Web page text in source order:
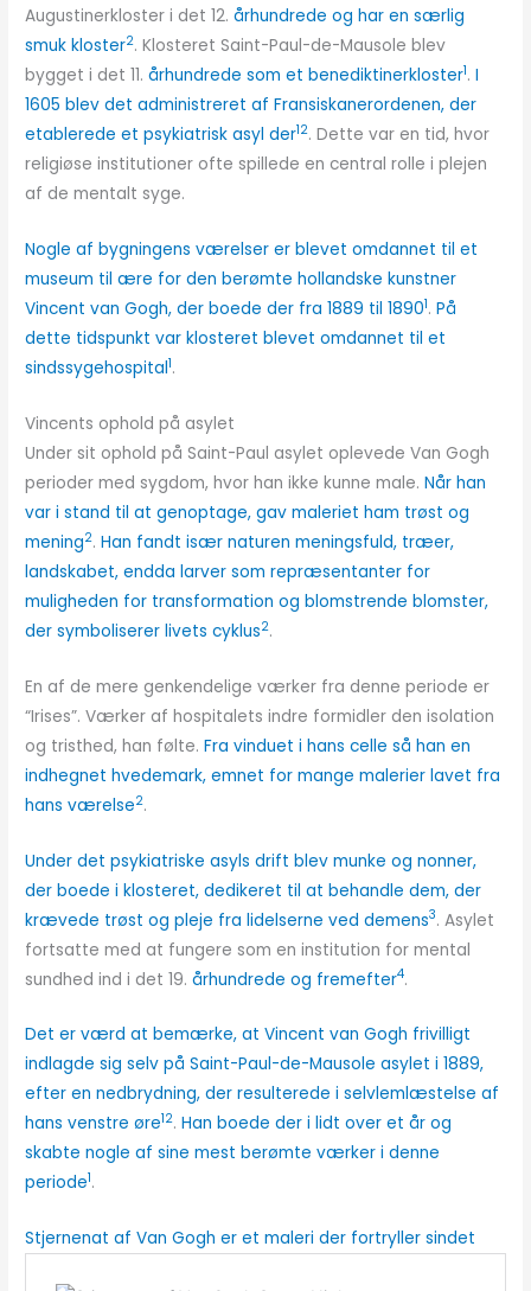
Augustinerkloster i det 12.århundrede og har en særlig
smuk kloster2. Klosteret Saint-Paul-de-Mausole blev
bygget i det 11.århundrede som et benediktinerkloster1.I
1605 blev det administreret af Fransiskanerordenen, der
etablerede et psykiatrisk asyl der12. Dette var en tid, hvor
religiøse institutioner ofte spillede en central rolle i plejen
af de mentalt syge.
Nogle af bygningens værelser er blevet omdannet til et
museum til ære for den berømte hollandske kunstner
Vincent van Gogh, der boede der fra 1889 til 18901.På
dette tidspunkt var klosteret blevet omdannet til et
sindssygehospital1.
Vincents ophold på asylet
Under sit ophold på Saint-Paul asylet oplevede Van Gogh
perioder med sygdom, hvor han ikke kunne male.Når han
var i stand til at genoptage, gav maleriet ham trøst og
mening2.Han fandt især naturen meningsfuld, træer,
landskabet, endda larver som repræsentanter for
muligheden for transformation og blomstrende blomster,
der symboliserer livets cyklus2.
En af de mere genkendelige værker fra denne periode er
“Irises”. Værker af hospitalets indre formidler den isolation
og tristhed, han følte.Fra vinduet i hans celle så han en
indhegnet hvedemark, emnet for mange malerier lavet fra
hans værelse2.
Under det psykiatriske asyls drift blev munke og nonner,
der boede i klosteret, dedikeret til at behandle dem, der
krævede trøst og pleje fra lidelserne ved demens3. Asylet
fortsatte med at fungere som en institution for mental
sundhed ind i det 19.århundrede og fremefter4.
Det er værd at bemærke, at Vincent van Gogh frivilligt
indlagde sig selv på Saint-Paul-de-Mausole asylet i 1889,
efter en nedbrydning, der resulterede i selvlemlæstelse af
hans venstre øre12.Han boede der i lidt over et år og
skabte nogle af sine mest berømte værker i denne
periode1.
Stjernenat af Van Gogh er et maleri der fortryller sindet